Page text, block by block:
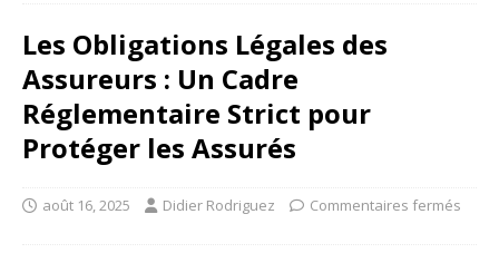
Les Obligations Légales des
Assureurs : Un Cadre
Réglementaire Strict pour
Protéger les Assurés
août 16, 2025 Didier Rodriguez Commentaires fermés